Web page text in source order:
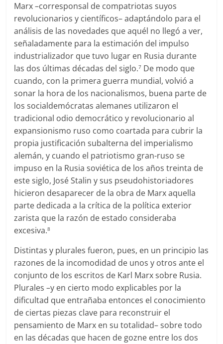
Marx –corresponsal de compatriotas suyos
revolucionarios y científicos– adaptándolo para el
análisis de las novedades que aquél no llegó a ver,
señaladamente para la estimación del impulso
industrializador que tuvo lugar en Rusia durante
las dos últimas décadas del siglo.7 De modo que
cuando, con la primera guerra mundial, volvió a
sonar la hora de los nacionalismos, buena parte de
los socialdemócratas alemanes utilizaron el
tradicional odio democrático y revolucionario al
expansionismo ruso como coartada para cubrir la
propia justificación subalterna del imperialismo
alemán, y cuando el patriotismo gran-ruso se
impuso en la Rusia soviética de los años treinta de
este siglo, José Stalin y sus pseudohistoriadores
hicieron desaparecer de la obra de Marx aquella
parte dedicada a la crítica de la política exterior
zarista que la razón de estado consideraba
excesiva.8
Distintas y plurales fueron, pues, en un principio las
razones de la incomodidad de unos y otros ante el
conjunto de los escritos de Karl Marx sobre Rusia.
Plurales –y en cierto modo explicables por la
dificultad que entrañaba entonces el conocimiento
de ciertas piezas clave para reconstruir el
pensamiento de Marx en su totalidad– sobre todo
en las décadas que hacen de gozne entre los dos